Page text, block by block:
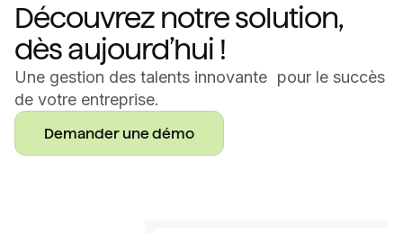
Découvrez notre solution,
dès aujourd’hui !
Une gestion des talents innovante pour le succès
de votre entreprise.
Demander une démo